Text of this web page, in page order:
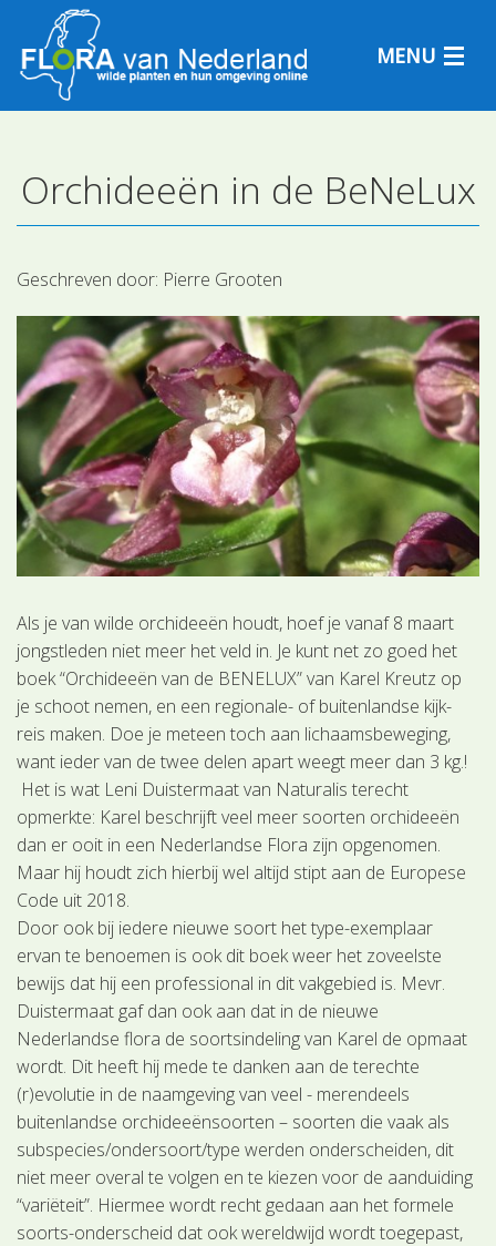
MENU
Plantensoorten
Plantengemeenschappen
Determineren
Orchideeën in de BeNeLux
Geschreven door: Pierre Grooten
Als je van wilde orchideeën houdt, hoef je vanaf 8 maart
jongstleden niet meer het veld in. Je kunt net zo goed het
boek “Orchideeën van de BENELUX” van Karel Kreutz op
je schoot nemen, en een regionale- of buitenlandse kijk-
reis maken. Doe je meteen toch aan lichaamsbeweging,
want ieder van de twee delen apart weegt meer dan 3 kg.!
Het is wat Leni Duistermaat van Naturalis terecht
opmerkte: Karel beschrijft veel meer soorten orchideeën
dan er ooit in een Nederlandse Flora zijn opgenomen.
Maar hij houdt zich hierbij wel altijd stipt aan de Europese
Code uit 2018.
Door ook bij iedere nieuwe soort het type-exemplaar
ervan te benoemen is ook dit boek weer het zoveelste
bewijs dat hij een professional in dit vakgebied is. Mevr.
Duistermaat gaf dan ook aan dat in de nieuwe
Nederlandse flora de soortsindeling van Karel de opmaat
wordt. Dit heeft hij mede te danken aan de terechte
(r)evolutie in de naamgeving van veel - merendeels
buitenlandse orchideeënsoorten – soorten die vaak als
subspecies/ondersoort/type werden onderscheiden, dit
niet meer overal te volgen en te kiezen voor de aanduiding
“variëteit”. Hiermee wordt recht gedaan aan het formele
soorts-onderscheid dat ook wereldwijd wordt toegepast,